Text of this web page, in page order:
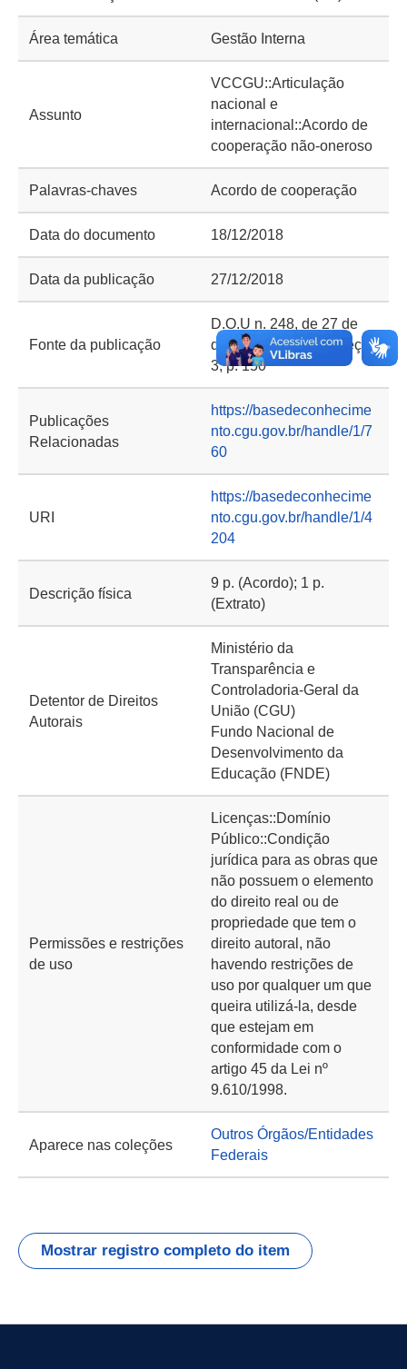
Área temática Gestão Interna
Assunto
VCCGU::Articulação
nacional e
internacional::Acordo de
cooperação não-oneroso
Palavras-chaves Acordo de cooperação
Data do documento 18/12/2018
Data da publicação 27/12/2018
Fonte da publicação
D.O.U n. 248, de 27 de
dezembro de 2018, seção
3, p. 150
Publicações
Relacionadas
https://basedeconhecime
nto.cgu.gov.br/handle/1/7
60
URI
https://basedeconhecime
nto.cgu.gov.br/handle/1/4
204
Descrição física
9 p. (Acordo); 1 p.
(Extrato)
Detentor de Direitos
Autorais
Ministério da
Transparência e
Controladoria-Geral da
União (CGU)
Fundo Nacional de
Desenvolvimento da
Educação (FNDE)
Permissões e restrições
de uso
Licenças::Domínio
Público::Condição
jurídica para as obras que
não possuem o elemento
do direito real ou de
propriedade que tem o
direito autoral, não
havendo restrições de
uso por qualquer um que
queira utilizá-la, desde
que estejam em
conformidade com o
artigo 45 da Lei nº
9.610/1998.
Aparece nas coleções
Outros Órgãos/Entidades
Federais
Mostrar registro completo do item